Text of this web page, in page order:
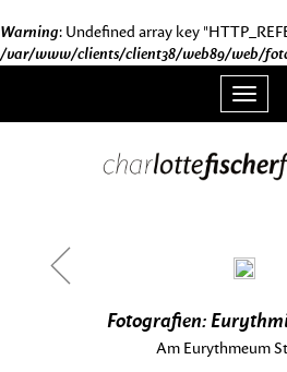
Warning: Undefined array key
/var/www/clients/client38/web89/web/
Toggle
Fotografien:
Am Eurythmeum